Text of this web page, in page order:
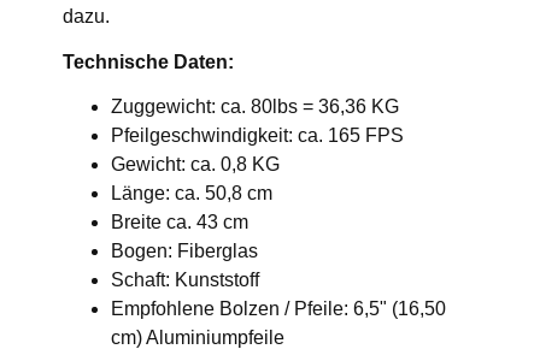
dazu.
Technische Daten:
Zuggewicht: ca. 80lbs = 36,36 KG
Pfeilgeschwindigkeit: ca. 165 FPS
Gewicht: ca. 0,8 KG
Länge: ca. 50,8 cm
Breite ca. 43 cm
Bogen: Fiberglas
Schaft: Kunststoff
Empfohlene Bolzen / Pfeile: 6,5" (16,50
cm) Aluminiumpfeile